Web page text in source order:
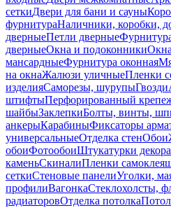
сеткиДвери для бани и сауны
фурнитураНаличники, коробки,
дверныеПетли дверные
дверныеОкна и подоконникиОкна
мансардныеФурнитура оконная
на окнаЖалюзи уличныеПленки
изделияСаморезы, шурупыГвозди
штифтыПерфорированный
шайбыЗаклепкиБолты, винты,
анкерыКарабиныФиксаторы
универсальныеОтделка стенОбои
обоиФотообоиШтукатурки
каменьСкиналиПленки
сеткиСтеновые панелиУголки,
профилиВагонкаСтеклохолсты,
радиаторовОтделка потолка